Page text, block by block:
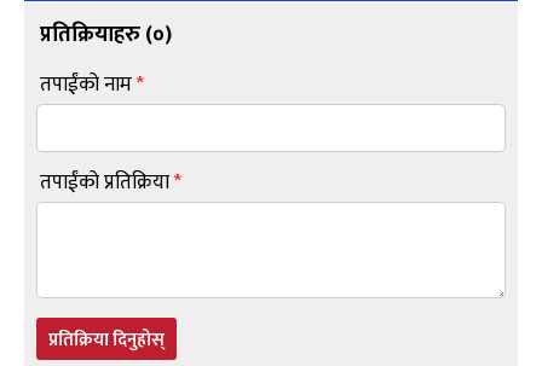
प्रतिक्रियाहरु (०)
तपाईंको नाम*
तपाईंको प्रतिक्रिया*
प्रतिक्रिया दिनुहोस्